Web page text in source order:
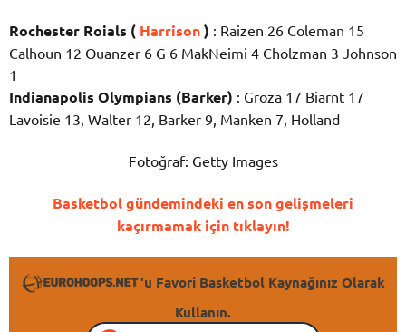
Rochester Roials ( Harrison) : Raizen 26 Coleman 15
Calhoun 12 Ouanzer 6 G 6 MakNeimi 4 Cholzman 3 Johnson
1
Indianapolis Olympians (Barker) : Groza 17 Biarnt 17
Lavoisie 13, Walter 12, Barker 9, Manken 7, Holland
Fotoğraf: Getty Images
Basketbol gündemindeki en son gelişmeleri
kaçırmamak için tıklayın!
'u Favori Basketbol Kaynağınız Olarak
Kullanın.